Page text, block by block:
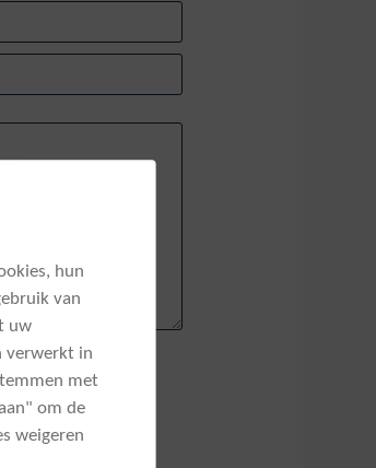
hun
van
uw
verwerkt in
met
om de
weigeren